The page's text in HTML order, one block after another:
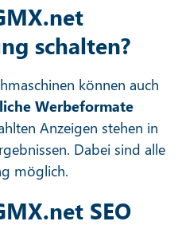
schalten?
können auch
Werbeformate
Anzeigen stehen in
Dabei sind alle
möglich.
SEO